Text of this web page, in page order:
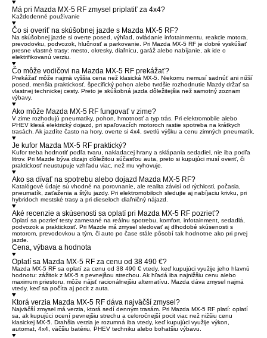
Má pri Mazda MX-5 RF zmysel priplatiť za 4x4?
Každodenné používanie
Čo si overiť na skúšobnej jazde s Mazda MX-5 RF?
Na skúšobnej jazde si overte posed, výhľad, ovládanie infotainmentu, reakcie motora,
prevodovku, podvozok, hlučnosť a parkovanie. Pri Mazda MX-5 RF je dobré vyskúšať
presne vlastné trasy: mesto, okresky, diaľnicu, garáž alebo nabíjanie, ak ide o
elektrifikovanú verziu.
Čo môže vodičovi na Mazda MX-5 RF prekážať?
Prekážať môže najmä vyššia cena než klasická MX-5. Niekomu nemusí sadnúť ani nižší
posed, menšia praktickosť, špecifický pohon alebo tvrdšie rozhodnutie Mazdy držať sa
vlastnej technickej cesty. Preto je skúšobná jazda dôležitejšia než samotný zoznam
výbavy.
Ako môže Mazda MX-5 RF fungovať v zime?
V zime rozhodujú pneumatiky, pohon, hmotnosť a typ trás. Pri elektromobile alebo
PHEV klesá elektrický dojazd, pri spaľovacích motoroch rastie spotreba na krátkych
trasách. Ak jazdíte často na hory, overte si 4x4, svetlú výšku a cenu zimných pneumatík.
Je kufor Mazda MX-5 RF praktický?
Kufor treba hodnotiť podľa tvaru, nakladacej hrany a sklápania sedadiel, nie iba podľa
litrov. Pri Mazde býva dizajn dôležitou súčasťou auta, preto si kupujúci musí overiť, či
praktickosť neustupuje vzhľadu viac, než mu vyhovuje.
Ako sa dívať na spotrebu alebo dojazd Mazda MX-5 RF?
Katalógové údaje sú vhodné na porovnanie, ale realita závisí od rýchlosti, počasia,
pneumatík, zaťaženia a štýlu jazdy. Pri elektromobiloch sledujte aj nabíjaciu krivku, pri
hybridoch mestské trasy a pri dieseloch diaľničný nájazd.
Aké recenzie a skúsenosti sa oplatí pri Mazda MX-5 RF pozrieť?
Oplatí sa pozrieť testy zamerané na reálnu spotrebu, komfort, infotainment, sedadlá,
podvozok a praktickosť. Pri Mazde má zmysel sledovať aj dlhodobé skúsenosti s
motorom, prevodovkou a tým, či auto po čase stále pôsobí tak hodnotne ako pri prvej
jazde.
Cena, výbava a hodnota
Oplatí sa Mazda MX-5 RF za cenu od 38 490 €?
Mazda MX-5 RF sa oplatí za cenu od 38 490 € vtedy, keď kupujúci využije jeho hlavnú
hodnotu: zážitok z MX-5 s pevnejšou strechou. Ak hľadá iba najnižšiu cenu alebo
maximum priestoru, môže nájsť racionálnejšiu alternatívu. Mazda dáva zmysel najmä
vtedy, keď sa počíta aj pocit z auta.
Ktorá verzia Mazda MX-5 RF dáva najväčší zmysel?
Najväčší zmysel má verzia, ktorá sedí denným trasám. Pri Mazda MX-5 RF platí: oplatí
sa, ak kupujúci ocení pevnejšiu strechu a celoročnejší pocit viac než nižšiu cenu
klasickej MX-5. Drahšia verzia je rozumná iba vtedy, keď kupujúci využije výkon,
automat, 4x4, väčšiu batériu, PHEV techniku alebo bohatšiu výbavu.